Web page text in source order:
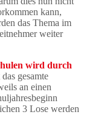
kann,
das Thema im
weiter
wird durch
gesamte
an einen
3 Lose werden